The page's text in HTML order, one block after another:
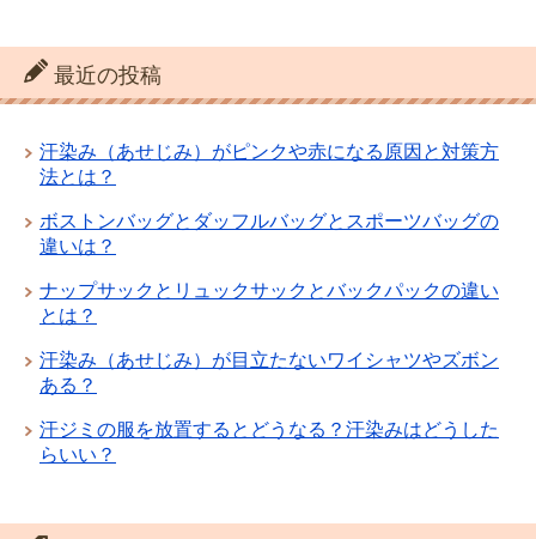
最近の投稿
汗染み（あせじみ）がピンクや赤になる原因と対策方
法とは？
ボストンバッグとダッフルバッグとスポーツバッグの
違いは？
ナップサックとリュックサックとバックパックの違い
とは？
汗染み（あせじみ）が目立たないワイシャツやズボン
ある？
汗ジミの服を放置するとどうなる？汗染みはどうした
らいい？